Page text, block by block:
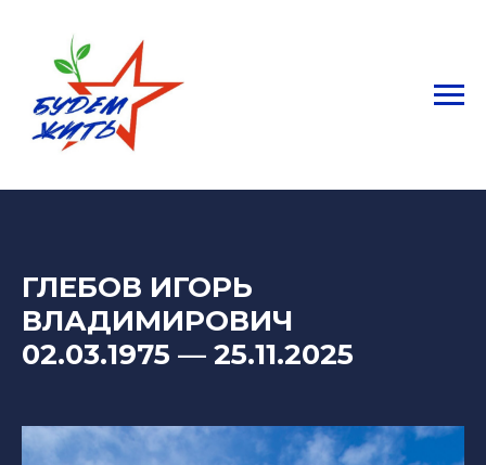
ГЛЕБОВ ИГОРЬ
ВЛАДИМИРОВИЧ
02.03.1975 — 25.11.2025